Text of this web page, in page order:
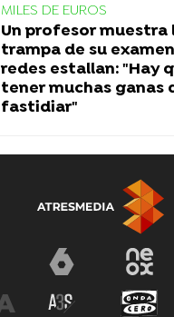
MILES DE EUROS
Un profesor muestra
trampa de su
redes estallan: "Hay
tener muchas ganas
fastidiar"